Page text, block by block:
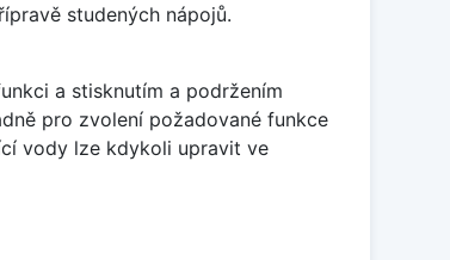
studených nápojů.
a stisknutím a podržením
pro zvolení požadované funkce
vody lze kdykoli upravit ve